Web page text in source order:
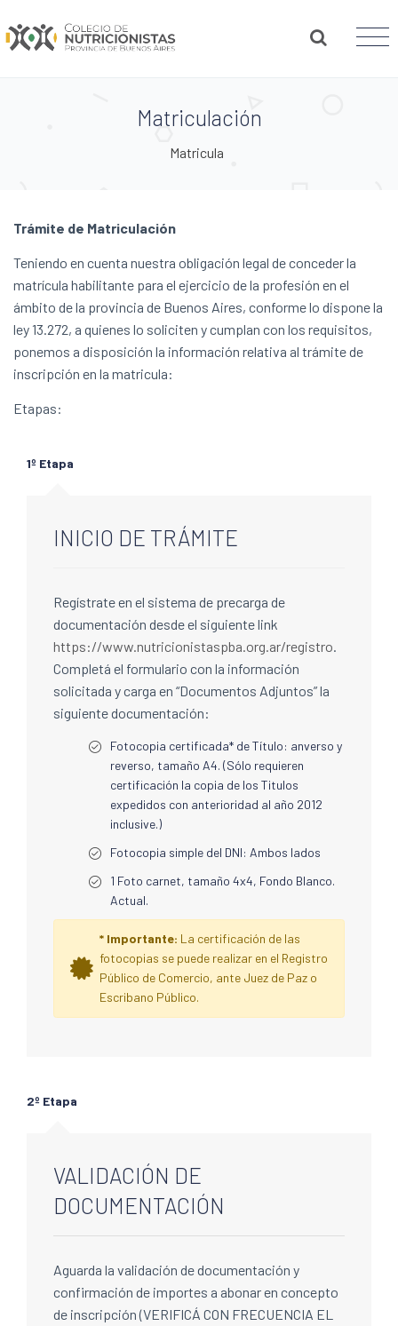
Matriculación
Matricula
Trámite de Matriculación
Teniendo en cuenta nuestra obligación legal de conceder la
matrícula habilitante para el ejercicio de la profesión en el
ámbito de la provincia de Buenos Aires, conforme lo dispone la
ley 13.272, a quienes lo soliciten y cumplan con los requisitos,
ponemos a disposición la información relativa al trámite de
inscripción en la matricula:
Etapas:
1º Etapa
INICIO DE TRÁMITE
Regístrate en el sistema de precarga de
documentación desde el siguiente link
https://www.nutricionistaspba.org.ar/registro.
Completá el formulario con la información
solicitada y carga en “Documentos Adjuntos” la
siguiente documentación:
Fotocopia certificada* de Título: anverso y
reverso, tamaño A4. (Sólo requieren
certificación la copia de los Titulos
expedidos con anterioridad al año 2012
inclusive.)
Fotocopia simple del DNI: Ambos lados
1 Foto carnet, tamaño 4x4, Fondo Blanco.
Actual.
* Importante: La certificación de las
fotocopias se puede realizar en el Registro
Público de Comercio, ante Juez de Paz o
Escribano Público.
2º Etapa
VALIDACIÓN DE
DOCUMENTACIÓN
Aguarda la validación de documentación y
confirmación de importes a abonar en concepto
de inscripción (VERIFICÁ CON FRECUENCIA EL